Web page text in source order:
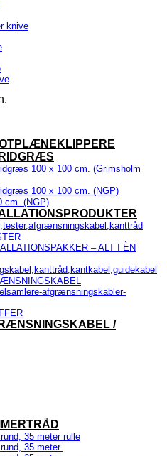
knive
100 x 100 cm. (Grimsholm
100 x 100 cm. (NGP)
cm. (NGP)
– ALT I ÈN
/
35 meter rulle
35 meter.